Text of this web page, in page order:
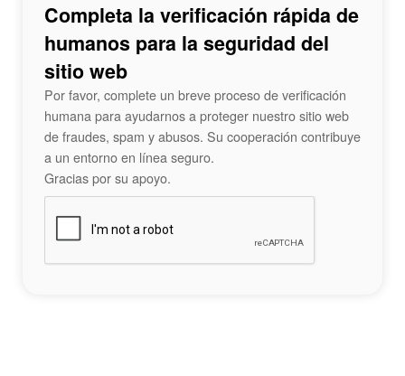
Completa la verificación rápida de
humanos para la seguridad del
sitio web
Por favor, complete un breve proceso de verificación
humana para ayudarnos a proteger nuestro sitio web
de fraudes, spam y abusos. Su cooperación contribuye
a un entorno en línea seguro.
Gracias por su apoyo.